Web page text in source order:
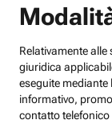
Relativamente
giuridica
eseguite mediante
informativo,
contatto telefonico